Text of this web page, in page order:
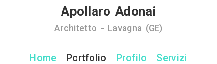
Apollaro Adonai
Architetto - Lavagna (GE)
Home Portfolio Profilo Servizi